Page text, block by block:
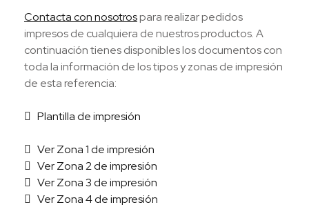
Contacta con nosotrospara realizar pedidos
impresos de cualquiera de nuestros productos. A
continuación tienes disponibles los documentos con
toda la información de los tipos y zonas de impresión
de esta referencia:
Plantilla de impresión
Ver Zona 1 de impresión
Ver Zona 2 de impresión
Ver Zona 3 de impresión
Ver Zona 4 de impresión